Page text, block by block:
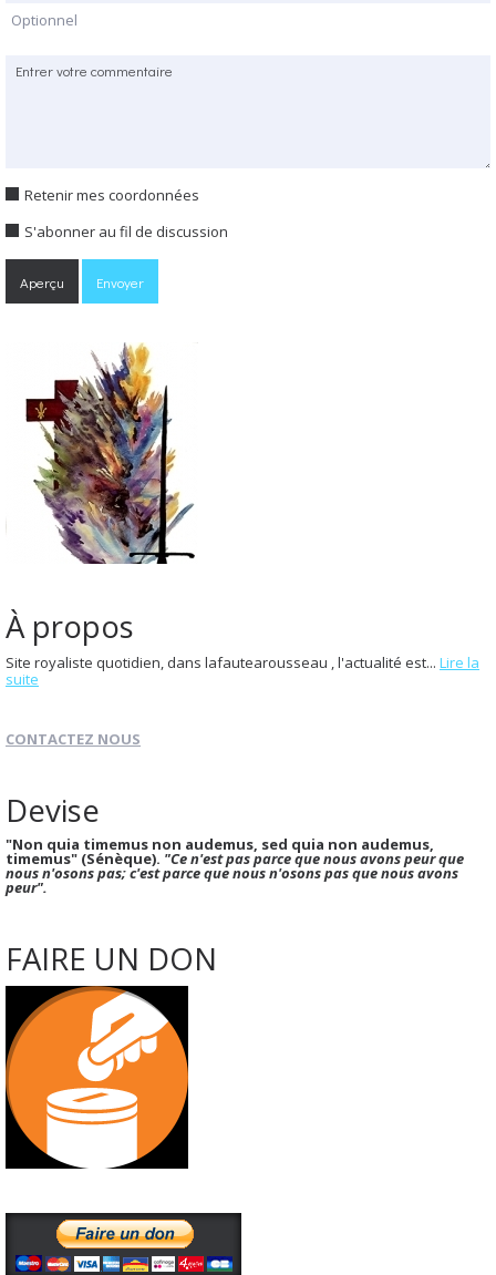
Optionnel
Retenir mes coordonnées
S'abonner au fil de discussion
À propos
Site royaliste quotidien, dans lafautearousseau , l'actualité est... Lire la
suite
CONTACTEZ NOUS
Devise
"Non quia timemus non audemus, sed quia non audemus,
timemus" (Sénèque). "Ce n'est pas parce que nous avons peur que
nous n'osons pas; c'est parce que nous n'osons pas que nous avons
peur".
FAIRE UN DON